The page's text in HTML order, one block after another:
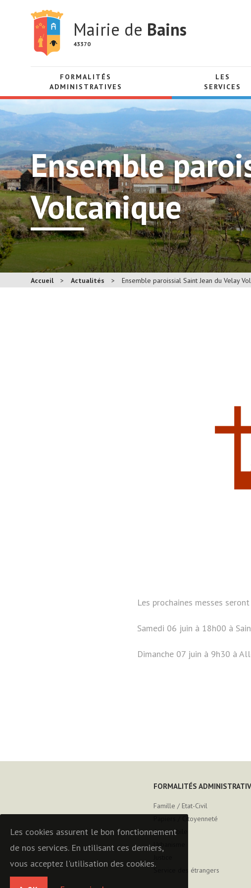
Mairie de Bains
43370
FORMALITÉS
ADMINISTRATIVES
LES
SERVICES
Ensemble
Volcanique
Accueil > Actualités > Ensemble paroissial Saint Jean du Velay
Les prochaines messes
Samedi 06 juin à 18h00 à
Dimanche 07 juin à 9h30 à
FORMALITÉS
Famille / Etat-Civil
Papiers / Citoyenneté
Automobile
Urbanisme
Service des étrangers
Les cookies assurent le bon fonctionnement
de nos services. En utilisant ces derniers,
vous acceptez l'utilisation des cookies.